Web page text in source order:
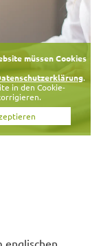
müssen Cookies
.
in den Cookie-